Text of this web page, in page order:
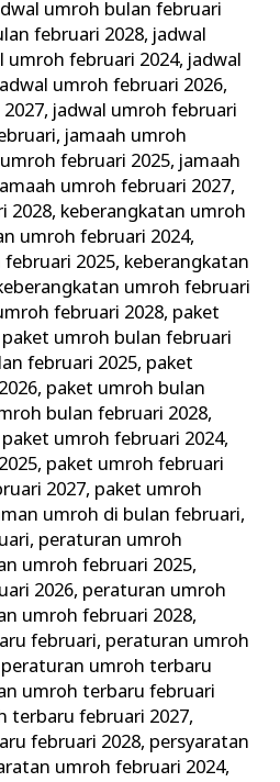
umroh bulan februari
februari 2028, jadwal
umroh februari 2024, jadwal
umroh februari 2026,
, jadwal umroh februari
, jamaah umroh
februari 2025, jamaah
umroh februari 2027,
2028, keberangkatan umroh
umroh februari 2024,
2025, keberangkatan
umroh februari
februari 2028, paket
paket umroh bulan februari
februari 2025, paket
, paket umroh bulan
bulan februari 2028,
paket umroh februari 2024,
, paket umroh februari
2027, paket umroh
umroh di bulan februari,
, peraturan umroh
umroh februari 2025,
2026, peraturan umroh
umroh februari 2028,
februari, peraturan umroh
peraturan umroh terbaru
umroh terbaru februari
terbaru februari 2027,
februari 2028, persyaratan
umroh februari 2024,